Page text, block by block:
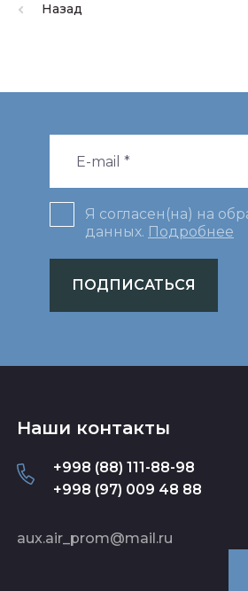
Назад
Я согласен(на) на
данных. Подробнее
ПОДПИСАТЬСЯ
Наши контакты
+998 (88) 111-88-98
+998 (97) 009 48 88
aux.air_prom@mail.ru